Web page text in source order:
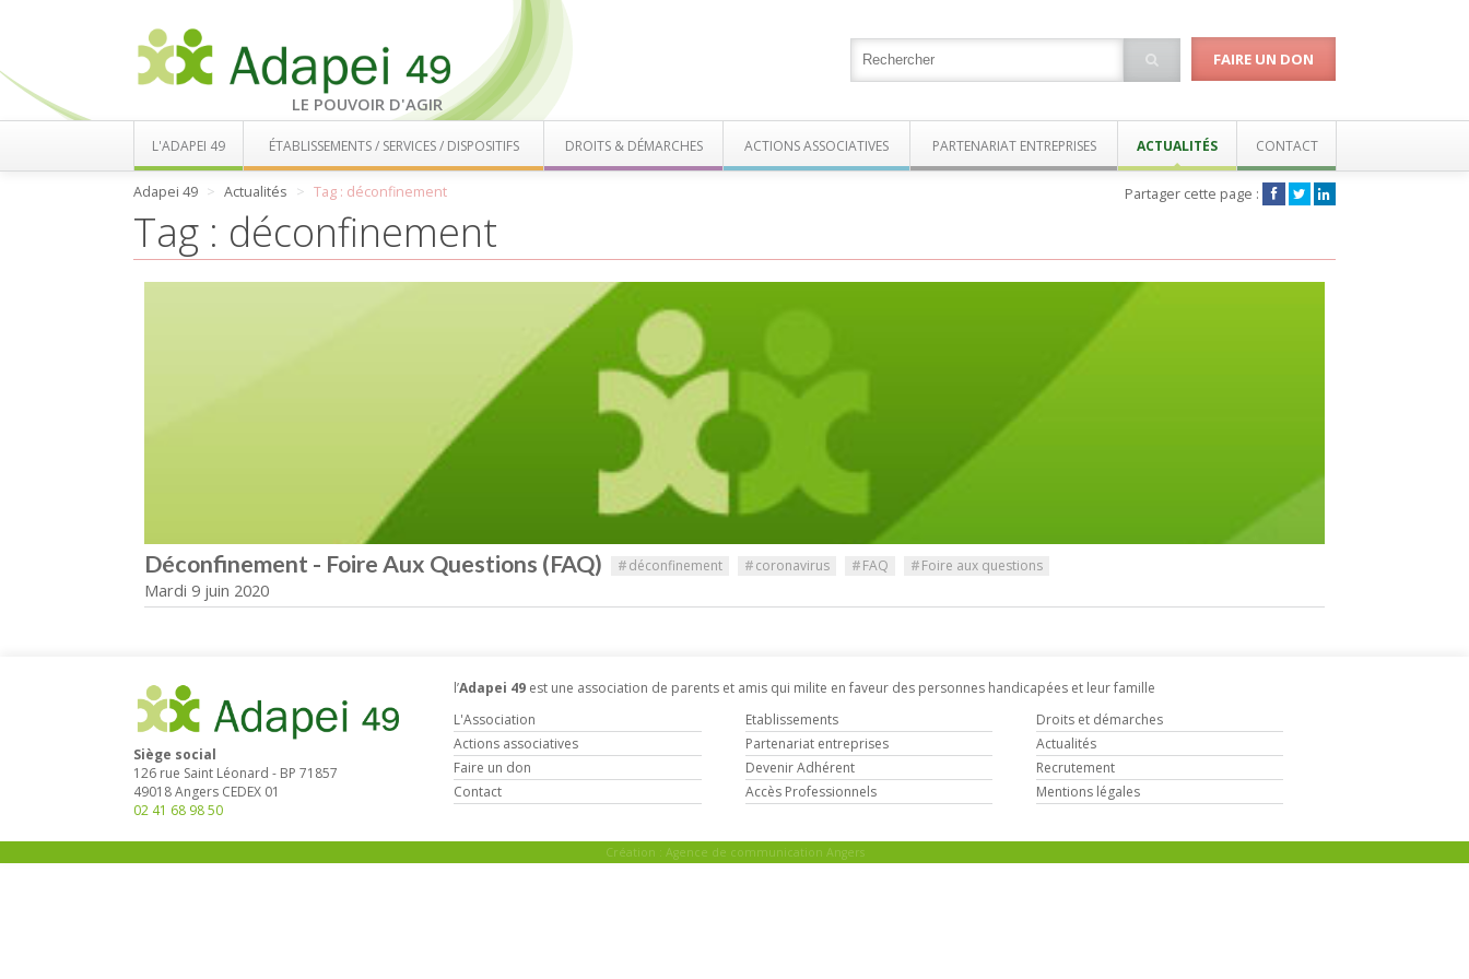
LE POUVOIR D'AGIR
FAIRE UN DON
L'ADAPEI 49 ÉTABLISSEMENTS / SERVICES / DISPOSITIFS DROITS & DÉMARCHES ACTIONS ASSOCIATIVES PARTENARIAT ENTREPRISES ACTUALITÉS CONTACT
Adapei 49 Actualités Tag : déconfinement Partager cette page :
Tag : déconfinement
Déconfinement - Foire Aux Questions (FAQ) #déconfinement #coronavirus #FAQ #Foire aux questions
Mardi 9 juin 2020
Siège social
126 rue Saint Léonard - BP 71857
49018Angers CEDEX 01
02 41 68 98 50
l’Adapei 49 est une association de parents et amis qui milite en faveur des personnes handicapées et leur famille
L'Association
Etablissements
Droits et démarches
Actions associatives
Partenariat entreprises
Actualités
Faire un don
Devenir Adhérent
Recrutement
Contact
Accès Professionnels Mentions légales
Création : Agence de communication Angers